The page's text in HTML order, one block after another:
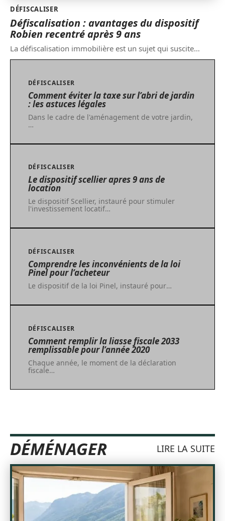
DÉFISCALISER
Défiscalisation : avantages du dispositif
Robien recentré après 9 ans
La défiscalisation immobilière est un sujet qui suscite…
DÉFISCALISER
Comment éviter la taxe sur l’abri de jardin
: les astuces légales
Dans le cadre de l'aménagement de votre jardin,
…
DÉFISCALISER
Le dispositif scellier apres 9 ans de
location
Le dispositif Scellier, instauré pour stimuler
l'investissement locatif…
DÉFISCALISER
Comprendre les inconvénients de la loi
Pinel pour l’acheteur
Le dispositif de la loi Pinel, instauré pour…
DÉFISCALISER
Comment remplir la liasse fiscale 2033
remplissable pour l’année 2020
Chaque année, le moment de la déclaration
fiscale…
DÉMÉNAGER LIRE LA SUITE